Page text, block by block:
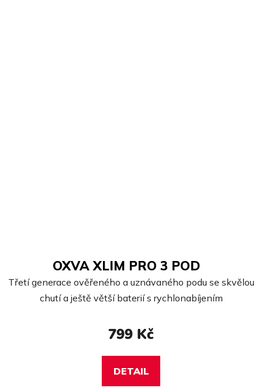
OXVA XLIM PRO 3 POD
Třetí generace ověřeného a uznávaného podu se skvělou
chutí a ještě větší baterií s rychlonabíjením
799 Kč
DETAIL